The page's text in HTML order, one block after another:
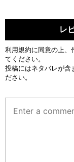
レ
利用規約に同意の上、
てください。
投稿にはネタバレが含
ださい。